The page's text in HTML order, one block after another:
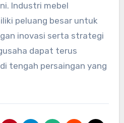
Industri mebel
peluang besar untuk
inovasi serta strategi
dapat terus
tengah persaingan yang